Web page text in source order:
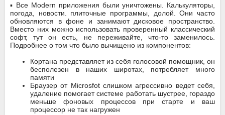
▪️ Все Modern приложения были уничтожены. Калькуляторы,
погода, новости. плиточные программы, долой. Они часто
обновляются в фоне и занимают дисковое пространство.
Вместо них можно использовать проверенный классический
софт, тут он есть, не переживайте, что-то заменилось.
Подробнее о том что было вычищено из компонентов:
Кортана представляет из себя голосовой помощник, он
бесполезен в наших широтах, потребляет много
памяти
Браузер от Microsfot слишком агрессивно ведет себя,
удаление помогает системе работать шустрее, гораздо
меньше фоновых процессов при старте и ваш
процессор не так нагружен